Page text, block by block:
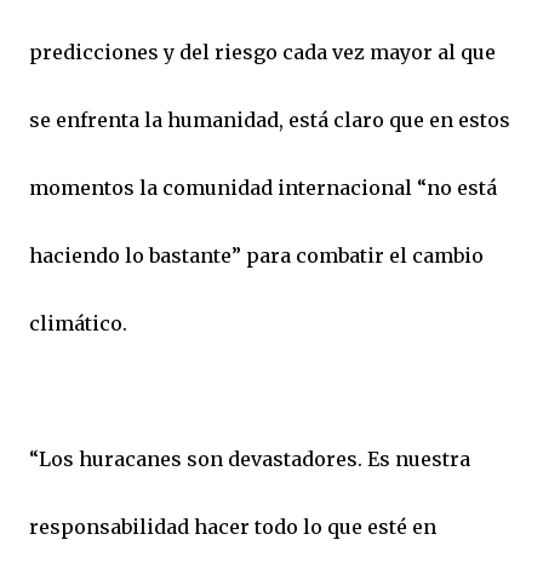
predicciones y del riesgo cada vez mayor al que
se enfrenta la humanidad, está claro que en estos
momentos la comunidad internacional “no está
haciendo lo bastante” para combatir el cambio
climático.
“Los huracanes son devastadores. Es nuestra
responsabilidad hacer todo lo que esté en